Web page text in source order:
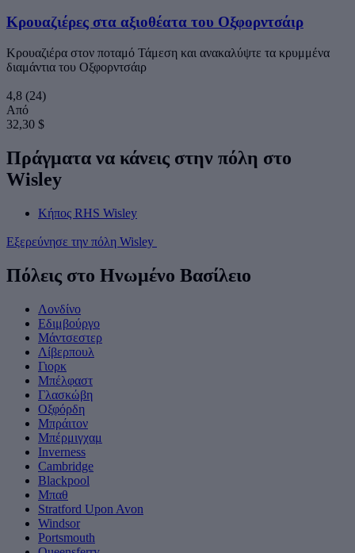
Κρουαζιέρες στα αξιοθέατα του Οξφορντσάιρ
Κρουαζιέρα στον ποταμό Τάμεση και ανακαλύψτε τα κρυμμένα
διαμάντια του Οξφορντσάιρ
4,8 (24)
Από
32,30 $
Πράγματα να κάνεις στην πόλη στο
Wisley
Κήπος RHS Wisley
Εξερεύνησε την πόλη Wisley
Πόλεις στο Ηνωμένο Βασίλειο
Λονδίνο
Εδιμβούργο
Μάντσεστερ
Λίβερπουλ
Γιορκ
Μπέλφαστ
Γλασκώβη
Οξφόρδη
Μπράιτον
Μπέρμιγχαμ
Inverness
Cambridge
Blackpool
Μπαθ
Stratford Upon Avon
Windsor
Portsmouth